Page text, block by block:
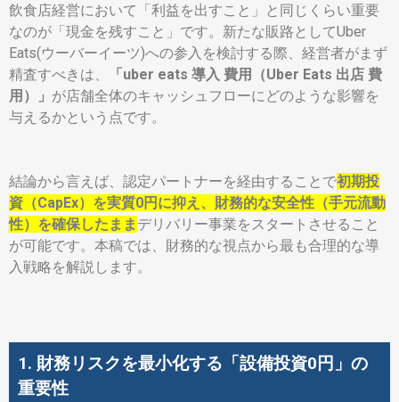
飲食店経営において「利益を出すこと」と同じくらい重要
なのが「現金を残すこと」です。新たな販路としてUber
Eats(ウーバーイーツ)への参入を検討する際、経営者がまず
精査すべきは、
「uber eats 導入 費用（Uber Eats 出店 費
用）」 が店舗全体のキャッシュフローにどのような影響を
与えるかという点です。
結論から言えば、認定パートナーを経由することで初期投
資（CapEx）を実質0円に抑え、財務的な安全性（手元流動
性）を確保したまま デリバリー事業をスタートさせること
が可能です。本稿では、財務的な視点から最も合理的な導
入戦略を解説します。
1. 財務リスクを最小化する「設備投資0円」の
重要性